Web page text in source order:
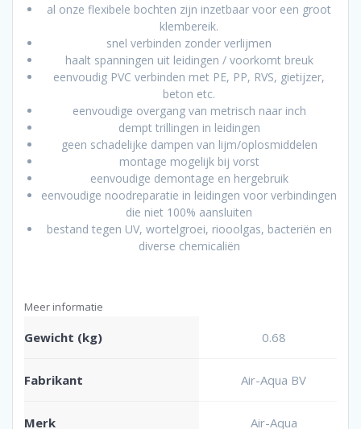
al onze flexibele bochten zijn inzetbaar voor een groot
klembereik.
snel verbinden zonder verlijmen
haalt spanningen uit leidingen / voorkomt breuk
eenvoudig PVC verbinden met PE, PP, RVS, gietijzer,
beton etc.
eenvoudige overgang van metrisch naar inch
dempt trillingen in leidingen
geen schadelijke dampen van lijm/oplosmiddelen
montage mogelijk bij vorst
eenvoudige demontage en hergebruik
eenvoudige noodreparatie in leidingen voor verbindingen
die niet 100% aansluiten
bestand tegen UV, wortelgroei, riooolgas, bacteriën en
diverse chemicaliën
Meer informatie
Gewicht (kg) 0.68
Fabrikant Air-Aqua BV
Merk Air-Aqua